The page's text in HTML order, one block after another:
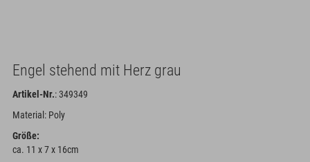
Engel stehend mit Herz grau
Artikel-Nr.: 349349
Material: Poly
Größe:
ca. 11 x 7 x 16cm